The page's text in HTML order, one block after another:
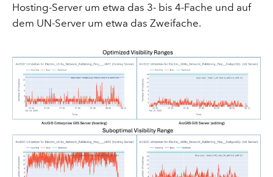
Hosting-Server um etwa das 3- bis 4-Fache und auf
dem UN-Server um etwa das Zweifache.